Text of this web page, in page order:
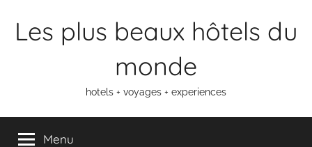
Les plus beaux hôtels du
monde
hotels + voyages + experiences
Menu